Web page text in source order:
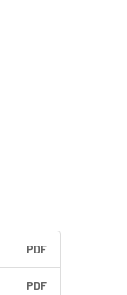
PDF
PDF